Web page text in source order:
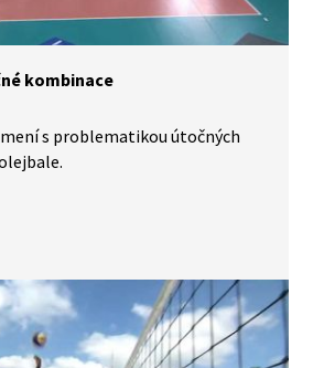
kombinace
s problematikou útočných